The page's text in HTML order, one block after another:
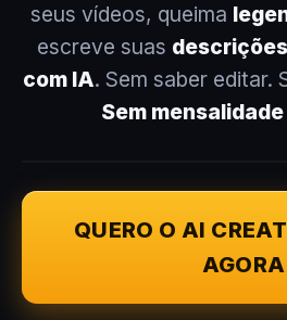
seus vídeos, queima
escreve suas
com IA. Sem saber editar.
Sem
QUERO O AI
AGORA